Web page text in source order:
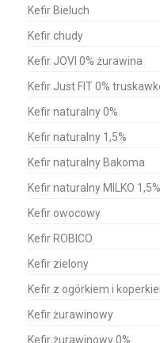
Kefir Bieluch
Kefir chudy
Kefir JOVI 0% żurawina
Kefir Just FIT 0%
Kefir naturalny 0%
Kefir naturalny 1,5%
Kefir naturalny Bakoma
Kefir naturalny MILKO 1,5%
Kefir owocowy
Kefir ROBICO
Kefir zielony
Kefir z ogórkiem i
Kefir żurawinowy
Kefir żurawinowy 0%